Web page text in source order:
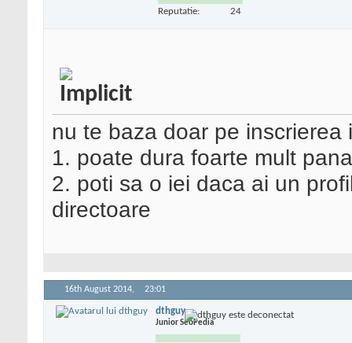
Reputatie: 24
nu te baza doar pe inscrierea
1. poate dura foarte mult
2. poti sa o iei daca ai un
directoare
16th August 2014, 23:01
dthguy
Junior SeoPedia